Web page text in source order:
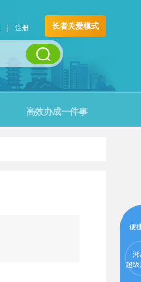
| 注册 长者关爱模式
高效办成一件事
便
“
超